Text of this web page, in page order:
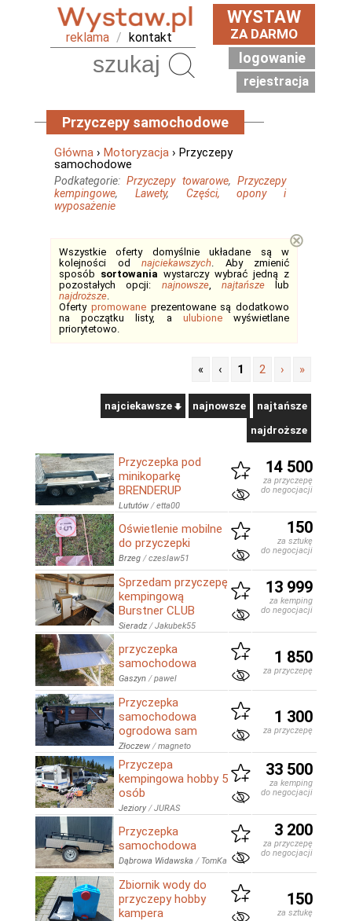
reklama / kontakt
WYSTAW
ZA DARMO
logowanie
rejestracja
Przyczepy samochodowe
Główna › Motoryzacja › Przyczepy
samochodowe
Podkategorie:Przyczepy towarowe,Przyczepy
kempingowe, Lawety, Części, opony i
wyposażenie
Wszystkie oferty domyślnie układane są w
kolejności od najciekawszych. Aby zmienić
sposób sortowania wystarczy wybrać jedną z
pozostałych opcji: najnowsze, najtańszelub
najdroższe.
Oferty promowaneprezentowane są dodatkowo
na początku listy, a ulubionewyświetlane
priorytetowo.
⊗
« ‹ 1 2 › »
najciekawsze najnowsze najtańsze
najdroższe
Przyczepka pod
minikoparkę
BRENDERUP
Lututów /etta00
14 500
za przyczepę
do negocjacji
Oświetlenie mobilne
do przyczepki
Brzeg /czeslaw51
150
za sztukę
do negocjacji
Sprzedam przyczepę
kempingową
Burstner CLUB
Sieradz /Jakubek55
13 999
za kemping
do negocjacji
przyczepka
samochodowa
Gaszyn /pawel
1 850
za przyczepę
Przyczepka
samochodowa
ogrodowa sam
Złoczew /magneto
1 300
za przyczepę
Przyczepa
kempingowa hobby 5
osób
Jeziory /JURAS
33 500
za kemping
do negocjacji
Przyczepka
samochodowa
Dąbrowa Widawska / TomKa
3 200
za przyczepę
do negocjacji
Zbiornik wody do
przyczepy hobby
kampera
150
za sztukę